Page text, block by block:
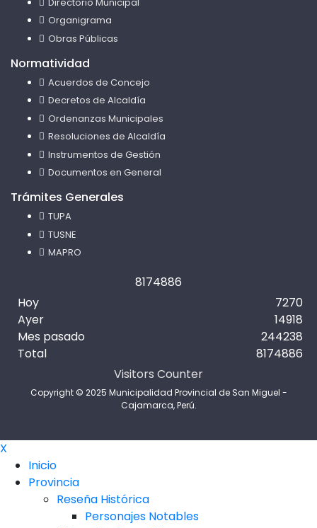
Organigrama
Obras Públicas
Normatividad
Acuerdos de Concejo
Decretos de Alcaldía
Ordenanzas Municipales
Resoluciones de Alcaldía
Instrumentos de Gestión
Documentos en General
Trámites Generales
TUPA
TUSNE
MAPRO
8174886
Hoy
Ayer
Mes pasado
Total
7270
14918
244238
8174886
Visitors Counter
Copyright © 2025 Municipalidad Provincial de San Miguel -
Cajamarca, Perú.
X
Inicio
Provincia
Reseña Histórica
Personajes Notables